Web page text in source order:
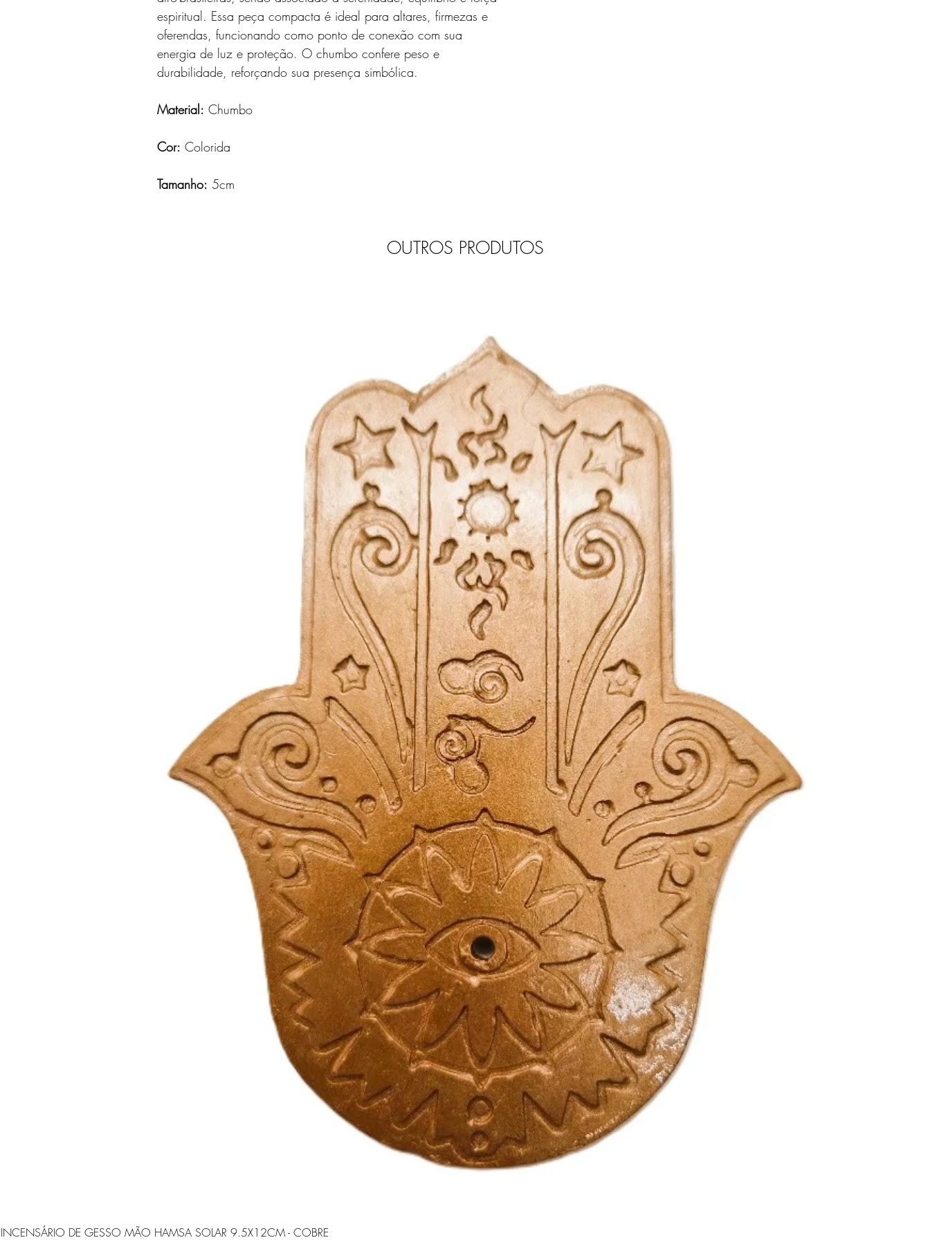
espiritual. Essa peça compacta é ideal para altares, firmezas e
oferendas, funcionando como ponto de conexão com sua
energia de luz e proteção. O chumbo confere peso e
durabilidade, reforçando sua presença simbólica.
Material: Chumbo
Cor: Colorida
Tamanho: 5cm
OUTROS PRODUTOS
INCENSÁRIO DE GESSO MÃO HAMSA SOLAR 9.5X12CM - COBRE